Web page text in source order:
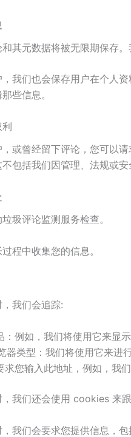
其元数据将被无限期保存
我们也会保存用户在个人
些信息。
或曾经留下评论，您可以
包括我们因管理、法规或安
圾评论监测服务检查。
程中收集您的信息。
我们会追踪:
：例如，我们将使用它来显
器类型：我们将使用它来进
求您输入此地址，例如，我
我们还会使用 cookies 来跟
我们会要求您提供信息，